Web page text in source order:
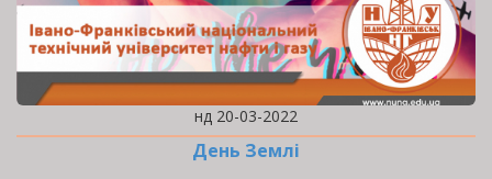
нд 20-03-2022
День Землі